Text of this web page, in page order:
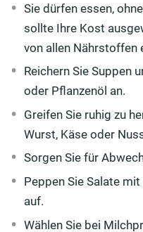
Sie dürfen essen,
sollte Ihre Kost
von allen Nährstoffen
Reichern Sie Suppen
oder Pflanzenöl an.
Greifen Sie ruhig zu
Wurst, Käse oder
Sorgen Sie für
Peppen Sie Salate
auf.
Wählen Sie bei